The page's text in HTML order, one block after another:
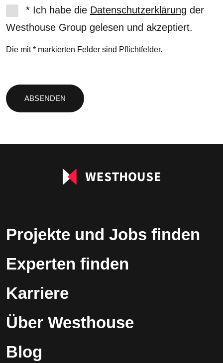
* Ich habe die Datenschutzerklärung der
Westhouse Group gelesen und akzeptiert.
Die mit * markierten Felder sind Pflichtfelder.
lasse
dieses
leer.
Projekte und Jobs finden
Experten finden
Karriere
Über Westhouse
Blog